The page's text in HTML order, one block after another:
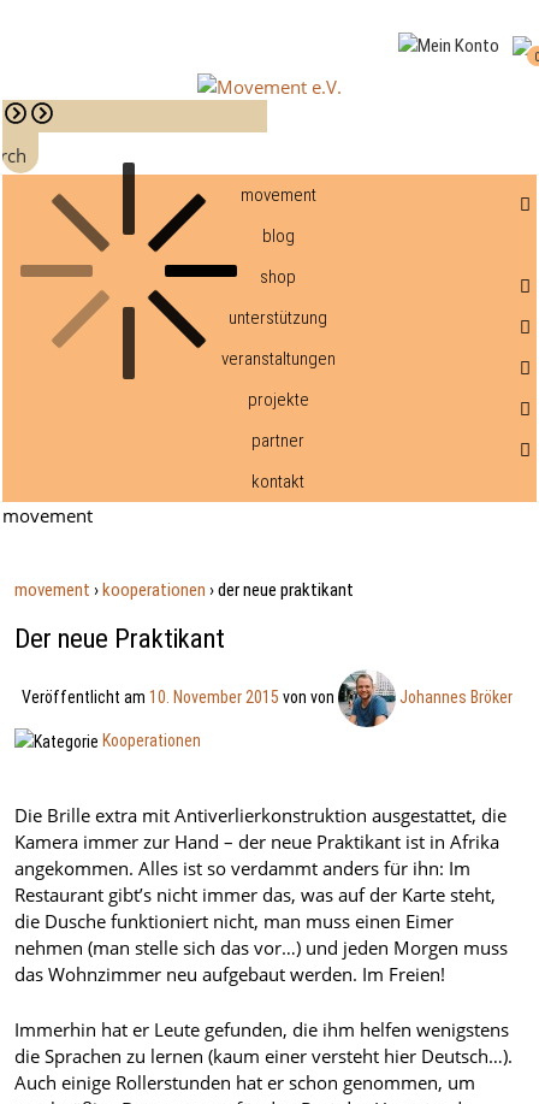
0
movement
blog
shop
unterstützung
veranstaltungen
projekte
partner
kontakt
movement
movement ›kooperationen ›der neue praktikant
Der neue Praktikant
Veröffentlicht am 10. November 2015 von von Johannes Bröker
Kooperationen
Die Brille extra mit Antiverlierkonstruktion ausgestattet, die
Kamera immer zur Hand – der neue Praktikant ist in Afrika
angekommen. Alles ist so verdammt anders für ihn: Im
Restaurant gibt’s nicht immer das, was auf der Karte steht,
die Dusche funktioniert nicht, man muss einen Eimer
nehmen (man stelle sich das vor…) und jeden Morgen muss
das Wohnzimmer neu aufgebaut werden. Im Freien!
Immerhin hat er Leute gefunden, die ihm helfen wenigstens
die Sprachen zu lernen (kaum einer versteht hier Deutsch…).
Auch einige Rollerstunden hat er schon genommen, um